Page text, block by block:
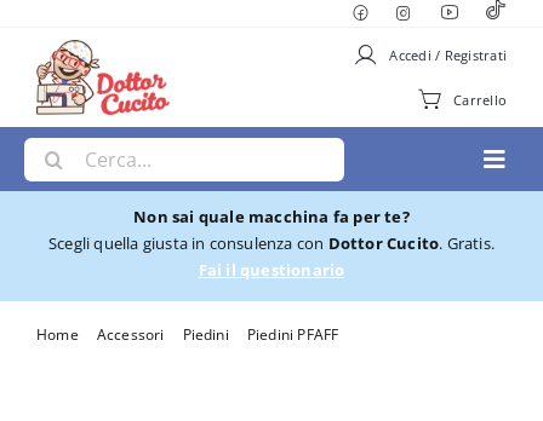
contenuto
Accedi / Registrati
Carrello
Cerca
per:
Macchine per Cucire
Ricamatrici
Non sai quale macchina fa per te?
Scegli quella giusta in consulenza con Dottor Cucito. Gratis.
Fai il questionario
Home Accessori Piedini
Piedini PFAFF